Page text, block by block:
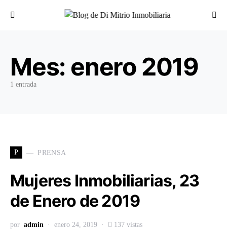
Buscar por:
Mes: enero 2019
1 entrada
P PRENSA
Mujeres Inmobiliarias, 23
de Enero de 2019
por admin enero 24, 2019 137 vistas